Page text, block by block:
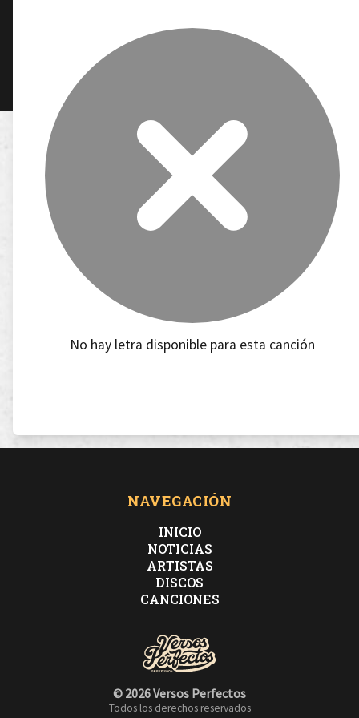
No hay letra disponible para esta canción
NAVEGACIÓN
INICIO
NOTICIAS
ARTISTAS
DISCOS
CANCIONES
© 2026 Versos Perfectos
Todos los derechos reservados